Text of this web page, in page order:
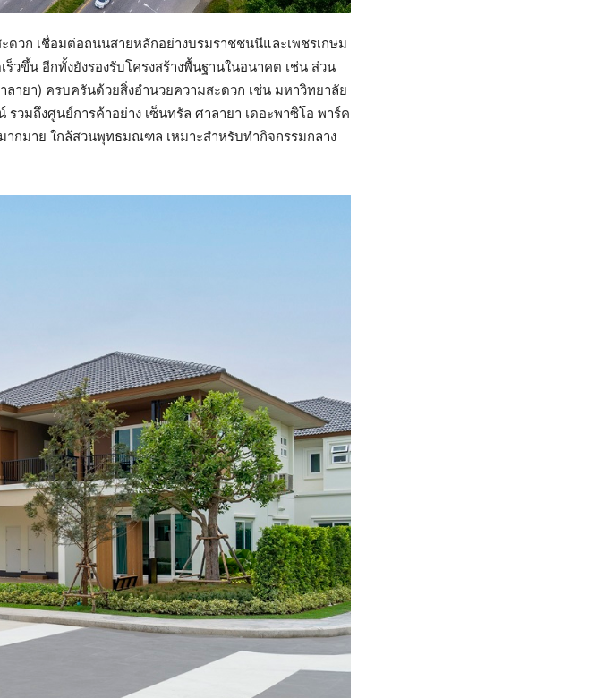
วก เชื่อมต่อถนนสายหลักอย่างบรมราชชนนีและเพชรเกษม
วขึ้น อีกทั้งยังรองรับโครงสร้างพื้นฐานในอนาคต เช่น ส่วน
ยา) ครบครันด้วยสิ่งอำนวยความสะดวก เช่น มหาวิทยาลัย
มถึงศูนย์การค้าอย่าง เซ็นทรัล ศาลายา เดอะพาซิโอ พาร์ค
กมาย ใกล้สวนพุทธมณฑล เหมาะสำหรับทำกิจกรรมกลาง